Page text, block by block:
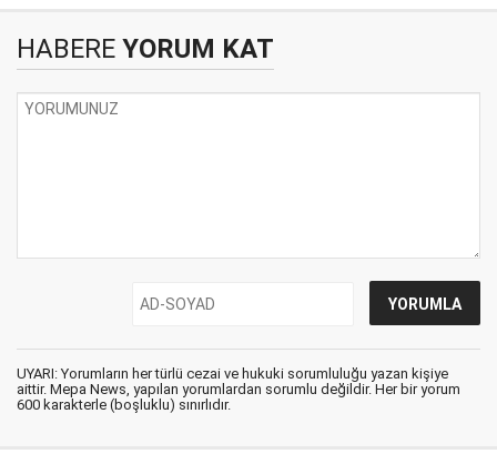
HABERE YORUM KAT
UYARI: Yorumların her türlü cezai ve hukuki sorumluluğu yazan kişiye
aittir. Mepa News, yapılan yorumlardan sorumlu değildir. Her bir yorum
600 karakterle (boşluklu) sınırlıdır.